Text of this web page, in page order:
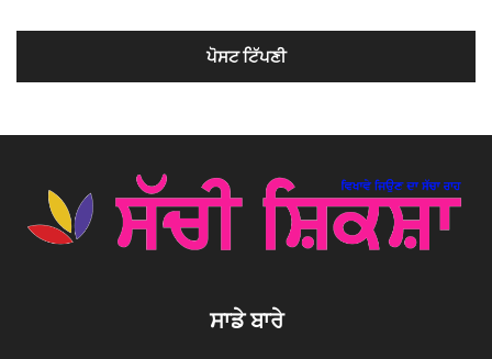
ਸਾਡੇ ਬਾਰੇ